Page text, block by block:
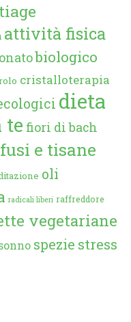
attività fisica
biologico
cristalloterapia
dieta
te fiori di bach
e tisane
oli
radicali liberi raffreddore
vegetariane
spezie stress